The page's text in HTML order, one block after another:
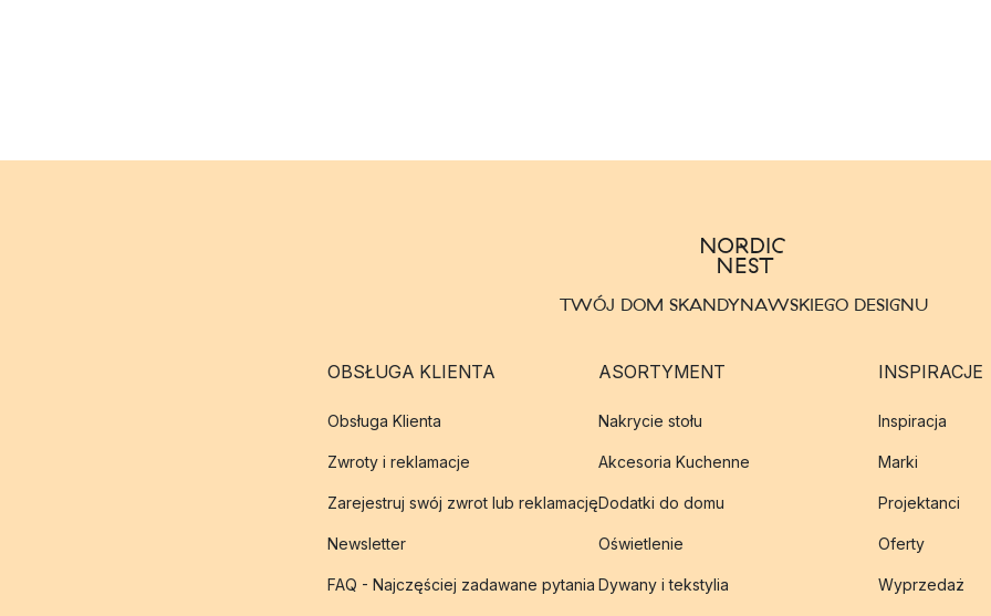
TWÓJ DOM SKANDYNAWSKIEGO DESIGNU
OBSŁUGA KLIENTA
Obsługa Klienta
Zwroty i reklamacje
Zarejestruj swój zwrot lub reklamację
Newsletter
FAQ - Najczęściej zadawane pytania
ASORTYMENT
Nakrycie stołu
Akcesoria Kuchenne
Dodatki do domu
Oświetlenie
Dywany i tekstylia
INSPIRACJE
Inspiracja
Marki
Projektanci
Oferty
Wyprzedaż